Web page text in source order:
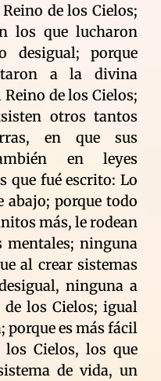
de los Cielos;
los que lucharon
porque
a la divina
de los Cielos;
otros tantos
en que sus
en leyes
que fué escrito: Lo
abajo; porque todo
más, le rodean
mentales; ninguna
al crear sistemas
ninguna a
los Cielos; igual
porque es más fácil
Cielos, los que
de vida, un